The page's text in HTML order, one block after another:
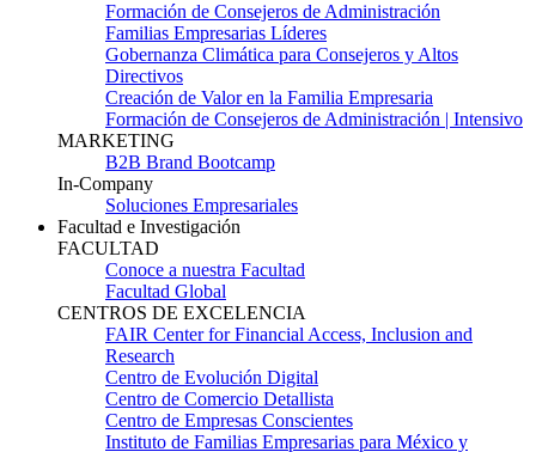
Formación de Consejeros de Administración
Familias Empresarias Líderes
Gobernanza Climática para Consejeros y Altos
Directivos
Creación de Valor en la Familia Empresaria
Formación de Consejeros de Administración | Intensivo
MARKETING
B2B Brand Bootcamp
In-Company
Soluciones Empresariales
Facultad e Investigación
FACULTAD
Conoce a nuestra Facultad
Facultad Global
CENTROS DE EXCELENCIA
FAIR Center for Financial Access, Inclusion and
Research
Centro de Evolución Digital
Centro de Comercio Detallista
Centro de Empresas Conscientes
Instituto de Familias Empresarias para México y